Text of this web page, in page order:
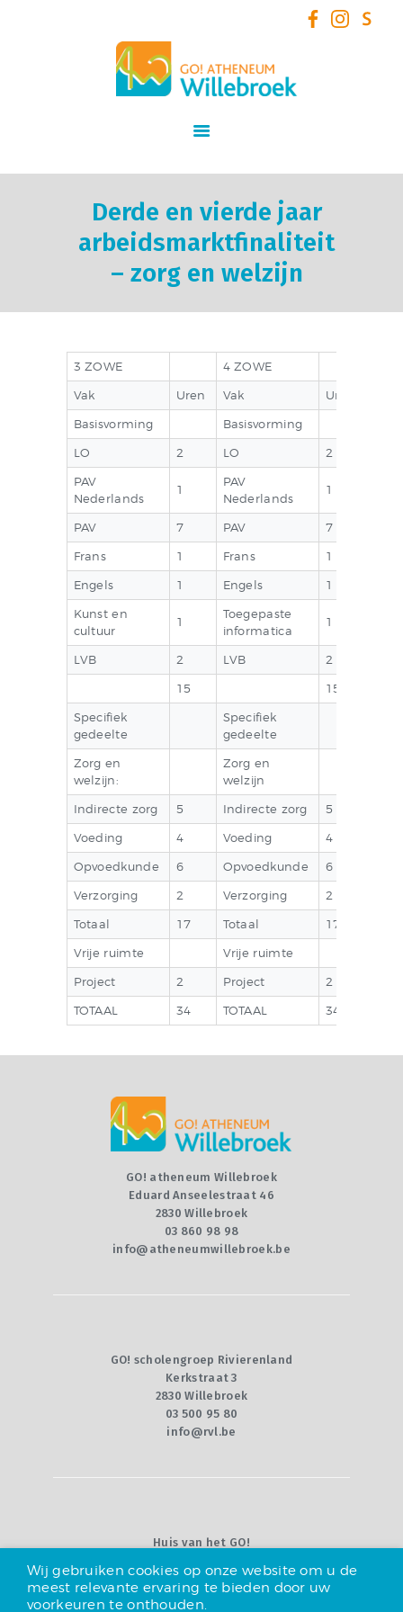
Derde en vierde jaar
arbeidsmarktfinaliteit
– zorg en welzijn
GO! Atheneum Willebroek
SCHOOLTEAM
NIEUWS
SCHOOLREGLEMENT
AANMELDEN /
SCHOOLJAAR 2026 – 2027
+ VOLZETVERKLARINGEN
CONTACT
QUIZ
3 ZOWE
4 ZOWE
Vak
Uren Vak
Uren
Basisvorming
Basisvorming
LO
2 LO
2
PAV
Nederlands
1
PAV
Nederlands
1
PAV 7 PAV
7
Frans
1 Frans
1
Engels
1 Engels
1
Kunst en
cultuur
1
Toegepaste
informatica
1
LVB 2 LVB
2
15
15
Specifiek
gedeelte
Specifiek
gedeelte
Zorg en
welzijn:
Zorg en
welzijn
Indirecte zorg
5 Indirecte zorg
5
Voeding
4 Voeding
4
Opvoedkunde
6 Opvoedkunde
6
Verzorging
2 Verzorging
2
Totaal
17 Totaal
17
Vrije ruimte
Vrije ruimte
Project
2 Project
2
TOTAAL
34 TOTAAL 34
GO! atheneum Willebroek
Eduard Anseelestraat 46
2830 Willebroek
03 860 98 98
info@atheneumwillebroek.be
GO! scholengroep Rivierenland
Kerkstraat 3
2830 Willebroek
03 500 95 80
info@rvl.be
Huis van het GO!
1000 Brussel
02 790 92 00
Wij gebruiken cookies op onze website om u de
meest relevante ervaring te bieden door uw
voorkeuren te onthouden.